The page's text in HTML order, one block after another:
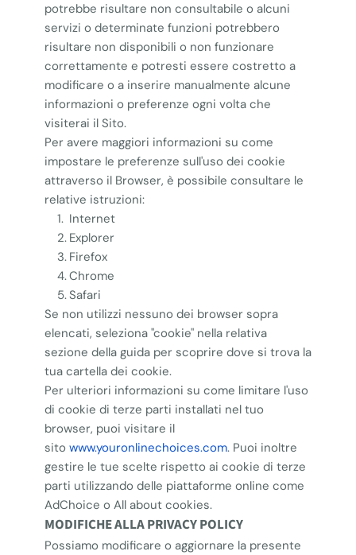
potrebbe risultare non consultabile o alcuni
servizi o determinate funzioni potrebbero
risultare non disponibili o non funzionare
correttamente e potresti essere costretto a
modificare o a inserire manualmente alcune
informazioni o preferenze ogni volta che
visiterai il Sito.
Per avere maggiori informazioni su come
impostare le preferenze sull'uso dei cookie
attraverso il Browser, è possibile consultare le
relative istruzioni:
Internet
Explorer
Firefox
Chrome
Safari
Se non utilizzi nessuno dei browser sopra
elencati, seleziona "cookie" nella relativa
sezione della guida per scoprire dove si trova la
tua cartella dei cookie.
Per ulteriori informazioni su come limitare l'uso
di cookie di terze parti installati nel tuo
browser, puoi visitare il
sito www.youronlinechoices.com. Puoi inoltre
gestire le tue scelte rispetto ai cookie di terze
parti utilizzando delle piattaforme online come
AdChoice o All about cookies.
MODIFICHE ALLA PRIVACY POLICY
Possiamo modificare o aggiornare la presente